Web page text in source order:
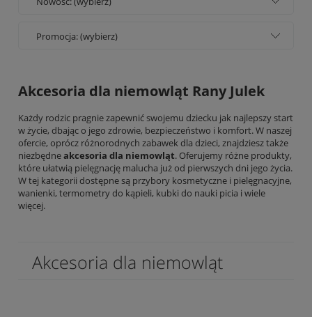
Promocja: (wybierz)
Akcesoria dla niemowląt Rany Julek
Każdy rodzic pragnie zapewnić swojemu dziecku jak najlepszy start
w życie, dbając o jego zdrowie, bezpieczeństwo i komfort. W naszej
ofercie, oprócz różnorodnych zabawek dla dzieci, znajdziesz także
niezbędneakcesoria dla niemowląt. Oferujemy różne produkty,
które ułatwią pielęgnację malucha już od pierwszych dni jego życia.
W tej kategorii dostępne są przybory kosmetyczne i pielęgnacyjne,
wanienki, termometry do kąpieli, kubki do nauki picia i wiele
więcej.
Akcesoria dla niemowląt